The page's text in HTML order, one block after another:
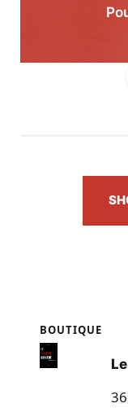
BOUTIQUE